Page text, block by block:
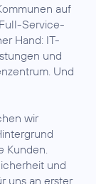
auf
Service-
Hand: IT-
und
Und
wir
Kunden.
und
uns an erster